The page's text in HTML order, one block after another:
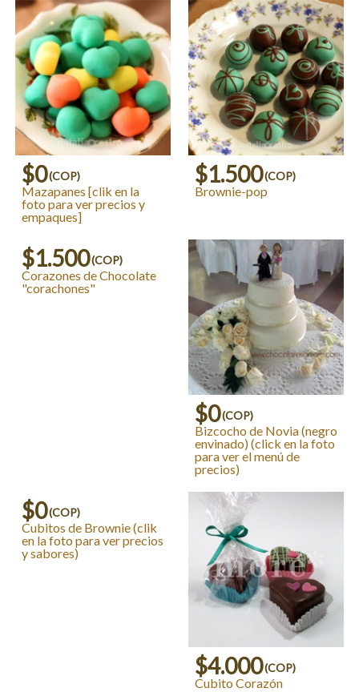
$0(COP)
Mazapanes [clik en la
foto para ver precios y
empaques]
$1.500(COP)
Brownie-pop
$1.500(COP)
Corazones de Chocolate
"corachones"
$0(COP)
Bizcocho de Novia (negro
envinado) (click en la foto
para ver el menú de
precios)
$0(COP)
Cubitos de Brownie (clik
en la foto para ver precios
y sabores)
$4.000(COP)
Cubito Corazón